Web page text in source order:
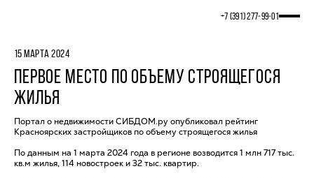
+7 (391) 277‒99‒01
15 МАРТА 2024
ПЕРВОЕ МЕСТО ПО ОБЪЕМУ СТРОЯЩЕГОСЯ
ЖИЛЬЯ
Портал о недвижимости СИБДОМ.ру опубликовал рейтинг
Красноярских застройщиков по объему строящегося жилья
По данным на 1 марта 2024 года в регионе возводится 1 млн 717 тыс.
кв.м жилья, 114 новостроек и 32 тыс. квартир.